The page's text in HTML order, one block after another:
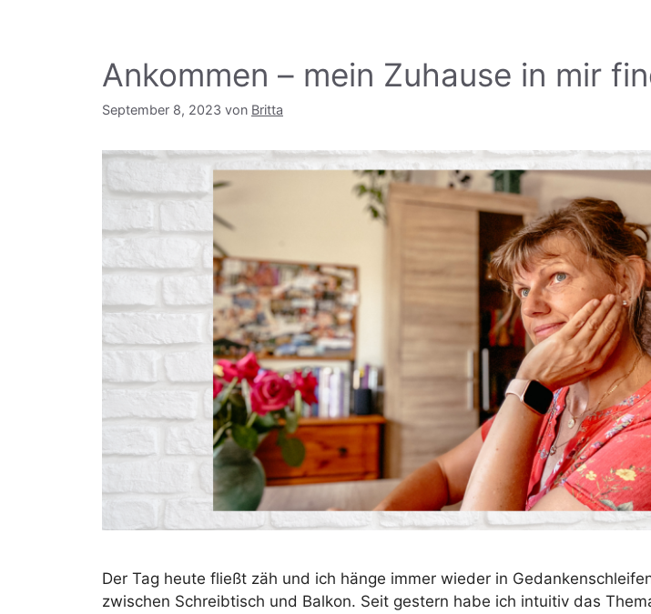
Ankommen – mein Zuhause in mir
September 8, 2023 von Britta
Der Tag heute fließt zäh und ich hänge immer wieder in
zwischen Schreibtisch und Balkon. Seit gestern habe ich intuitiv das